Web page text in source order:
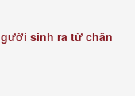
sinh ra từ chân